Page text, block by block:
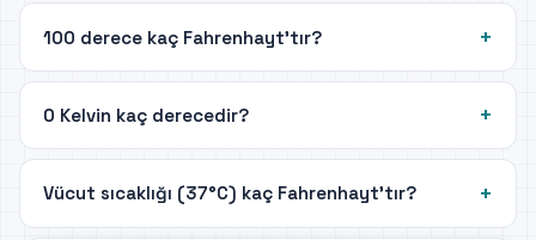
100 derece kaç Fahrenhayt'tır?
0 Kelvin kaç derecedir?
Vücut sıcaklığı (37°C) kaç Fahrenhayt'tır?